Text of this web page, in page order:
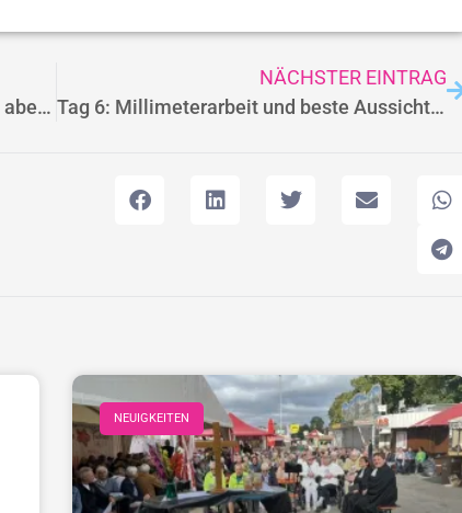
Tag 4: Blumen sind leichter als Reifen, aber warme Luft macht müde.
NÄCHSTER EINTRAG
Tag 6: Millimeterarbeit und beste Aussichten
NEUIGKEITEN